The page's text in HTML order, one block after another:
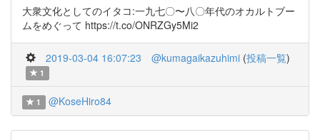
大衆文化としてのイタコ:一九七〇〜八〇年代のオカルトブー
ムをめぐって https://t.co/ONRZGy5Mi2
2019-03-04 16:07:23 @kumagaikazuhimi (投稿一覧)
1
1 @KoseHiro84